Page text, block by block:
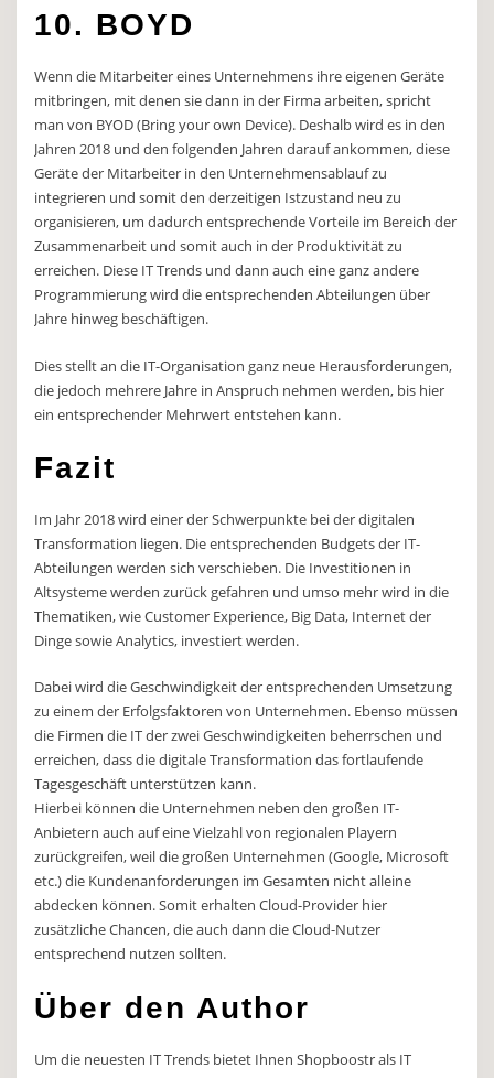
10. BOYD
Wenn die Mitarbeiter eines Unternehmens ihre eigenen Geräte
mitbringen, mit denen sie dann in der Firma arbeiten, spricht
man von BYOD (Bring your own Device). Deshalb wird es in den
Jahren 2018 und den folgenden Jahren darauf ankommen, diese
Geräte der Mitarbeiter in den Unternehmensablauf zu
integrieren und somit den derzeitigen Istzustand neu zu
organisieren, um dadurch entsprechende Vorteile im Bereich der
Zusammenarbeit und somit auch in der Produktivität zu
erreichen. Diese IT Trends und dann auch eine ganz andere
Programmierung wird die entsprechenden Abteilungen über
Jahre hinweg beschäftigen.
Dies stellt an die IT-Organisation ganz neue Herausforderungen,
die jedoch mehrere Jahre in Anspruch nehmen werden, bis hier
ein entsprechender Mehrwert entstehen kann.
Fazit
Im Jahr 2018 wird einer der Schwerpunkte bei der digitalen
Transformation liegen. Die entsprechenden Budgets der IT-
Abteilungen werden sich verschieben. Die Investitionen in
Altsysteme werden zurück gefahren und umso mehr wird in die
Thematiken, wie Customer Experience, Big Data, Internet der
Dinge sowie Analytics, investiert werden.
Dabei wird die Geschwindigkeit der entsprechenden Umsetzung
zu einem der Erfolgsfaktoren von Unternehmen. Ebenso müssen
die Firmen die IT der zwei Geschwindigkeiten beherrschen und
erreichen, dass die digitale Transformation das fortlaufende
Tagesgeschäft unterstützen kann.
Hierbei können die Unternehmen neben den großen IT-
Anbietern auch auf eine Vielzahl von regionalen Playern
zurückgreifen, weil die großen Unternehmen (Google, Microsoft
etc.) die Kundenanforderungen im Gesamten nicht alleine
abdecken können. Somit erhalten Cloud-Provider hier
zusätzliche Chancen, die auch dann die Cloud-Nutzer
entsprechend nutzen sollten.
Über den Author
Um die neuesten IT Trends bietet Ihnen Shopboostr als IT